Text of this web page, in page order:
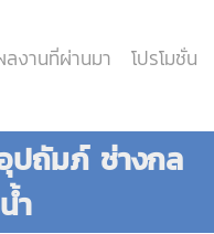
ลงานที่ผ่านมา
โปรโมชั่น
ปถัมภ์ ช่างกล
ำ